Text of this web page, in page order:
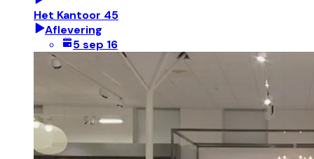
Het Kantoor 45
Aflevering
5 sep 16